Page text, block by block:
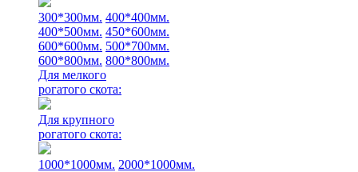
300*300мм. 400*400мм.
400*500мм. 450*600мм.
600*600мм. 500*700мм.
600*800мм. 800*800мм.
Для мелкого
рогатого скота:
Для крупного
рогатого скота:
1000*1000мм. 2000*1000мм.